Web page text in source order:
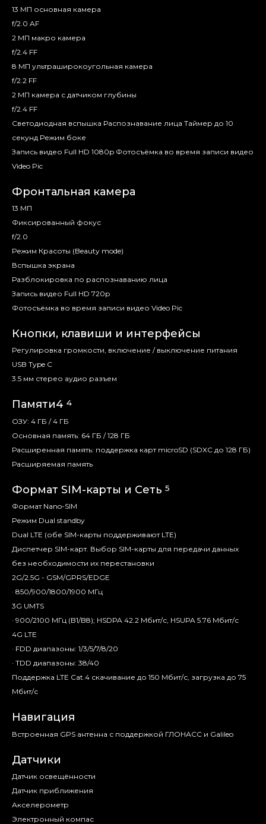
13 МП основная камера
f/2.0 AF
2 МП макро камера
f/2.4 FF
8 МП ультраширокоугольная камера
f/2.2 FF
2 МП камера с датчиком глубины
f/2.4 FF
Cветодиодная вспышка Распознавание лица Таймер до 10
секунд Режим боке
Запись видео Full HD 1080p Фотосъёмка во время записи видео
Video Pic
Фронтальная камера
13 МП
Фиксированный фокус
f/2.0
Режим Красоты (Beauty mode)
Вспышка экрана
Разблокировка по распознаванию лица
Запись видео Full HD 720p
Фотосъёмка во время записи видео Video Pic
Кнопки, клавиши и интерфейсы
Регулировка громкости, включение / выключение питания
USB Type C
3.5 мм стерео аудио разъем
Памяти4 4
ОЗУ: 4 ГБ / 4 ГБ
Основная память: 64 ГБ / 128 ГБ
Расширенная память: поддержка карт microSD (SDXC до 128 ГБ)
Расширяемая память
Формат SIM-карты и Сеть 5
Формат Nano-SIM
Режим Dual standby
Dual LTE (обе SIM-карты поддерживают LTE)
Диспетчер SIM-карт. Выбор SIM-карты для передачи данных
без необходимости их перестановки
2G/2.5G - GSM/GPRS/EDGE
· 850/900/1800/1900 МГц
3G UMTS
· 900/2100 МГц (B1/B8); HSDPA 42.2 Мбит/с, HSUPA 5.76 Мбит/с
4G LTE
· FDD диапазоны: 1/3/5/7/8/20
· TDD диапазоны: 38/40
Поддержка LTE Cat.4 скачивание до 150 Мбит/с, загрузка до 75
Мбит/с
Навигация
Встроенная GPS антенна с поддержкой ГЛОНАСС и Galileo
Датчики
Датчик освещённости
Датчик приближения
Акселерометр
Электронный компас